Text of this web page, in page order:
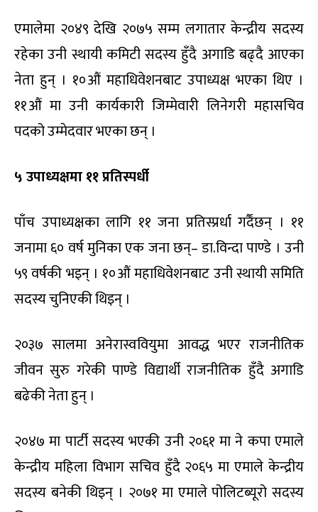
एमालेमा २०४९ देखि २०७५ सम्म लगातार केन्द्रीय सदस्य
रहेका उनी स्थायी कमिटी सदस्य हुँदै अगाडि बढ्दै आएका
नेता हुन् । १०औं महाधिवेशनबाट उपाध्यक्ष भएका थिए ।
११औं मा उनी कार्यकारी जिम्मेवारी लिनेगरी महासचिव
पदको उम्मेदवार भएका छन् ।
५ उपाध्यक्षमा ११ प्रतिस्पर्धी
पाँच उपाध्यक्षका लागि ११ जना प्रतिस्प्रर्धा गर्दैंछन् । ११
जनामा ६० वर्ष मुनिका एक जना छन्– डा.विन्दा पाण्डे । उनी
५९ वर्षकी भइन् । १०औं महाधिवेशनबाट उनी स्थायी समिति
सदस्य चुनिएकी थिइन् ।
२०३७ सालमा अनेरास्ववियुमा आवद्ध भएर राजनीतिक
जीवन सुरु गरेकी पाण्डे विद्यार्थी राजनीतिक हुँदै अगाडि
बढेकी नेता हुन् ।
२०४७ मा पार्टी सदस्य भएकी उनी २०६१ मा ने कपा एमाले
केन्द्रीय महिला विभाग सचिव हुँदै २०६५ मा एमाले केन्द्रीय
सदस्य बनेकी थिइन् । २०७१ मा एमाले पोलिटब्यूरो सदस्य